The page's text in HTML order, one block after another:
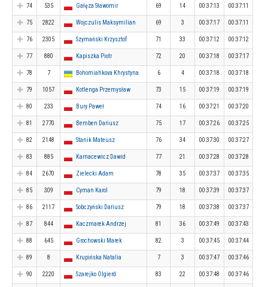
74 535 Gałęza Sławomir 69 14 00:37:13 00:37:11
75 2822 Wojczulis Maksymilian 69 3 00:37:17 00:37:11
76 2305 Szymański Krzysztof 71 33 00:37:12 00:37:12
77 880 Kapiszka Piotr 72 20 00:37:18 00:37:17
78 7 Bohomiahkova Khrystyna 6 4 00:37:18 00:37:18
79 1057 Kotlenga Przemysław 73 15 00:37:19 00:37:19
80 233 Bury Paweł 74 16 00:37:21 00:37:20
81 2770 Bemben Dariusz 75 17 00:37:26 00:37:25
82 2148 Stanik Mateusz 76 34 00:37:30 00:37:27
83 885 Karnacewicz Dawid 77 21 00:37:28 00:37:28
84 2670 Zielecki Adam 78 35 00:37:37 00:37:35
85 309 Cyman Karol 79 18 00:37:39 00:37:37
86 2117 Sobczyński Dariusz 79 18 00:37:38 00:37:37
87 844 Kaczmarek Andrzej 81 36 00:37:49 00:37:43
88 645 Grochowski Marek 82 3 00:37:45 00:37:44
89 8 Krupińska Natalia 7 3 00:37:47 00:37:46
90 2220 Szarejko Olgierd 83 22 00:37:48 00:37:46